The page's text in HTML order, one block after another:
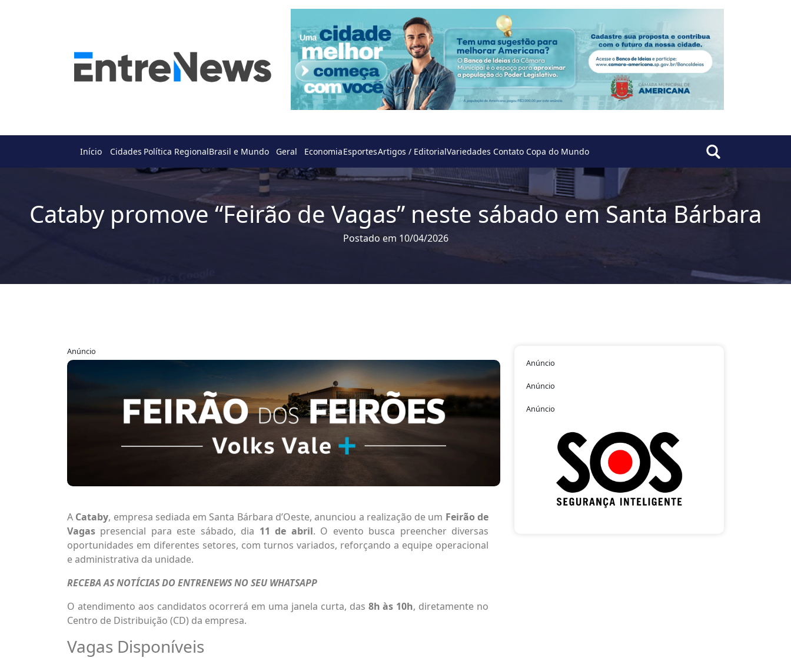
Início Cidades Política RegionalBrasil e Mundo Geral EconomiaEsportesArtigos / EditorialVariedades Contato Copa do Mundo
Cataby promove “Feirão de Vagas” neste sábado em Santa Bárbara
Postado em 10/04/2026
Anúncio
A Cataby, empresa sediada em Santa Bárbara d’Oeste, anunciou a realização de um Feirão de
Vagas presencial para este sábado, dia 11 de abril. O evento busca preencher diversas
oportunidades em diferentes setores, com turnos variados, reforçando a equipe operacional
e administrativa da unidade.
RECEBA AS NOTÍCIAS DO ENTRENEWS NO SEU WHATSAPP
O atendimento aos candidatos ocorrerá em uma janela curta, das 8h às 10h, diretamente no
Centro de Distribuição (CD) da empresa.
Vagas Disponíveis
Anúncio
Anúncio
Anúncio